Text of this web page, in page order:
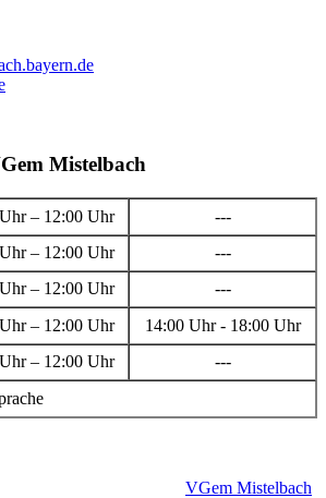
Mistelbach
– 12:00 Uhr
---
– 12:00 Uhr
---
– 12:00 Uhr
---
– 12:00 Uhr
14:00 Uhr - 18:00 Uhr
– 12:00 Uhr
---
VGem Mistelbach